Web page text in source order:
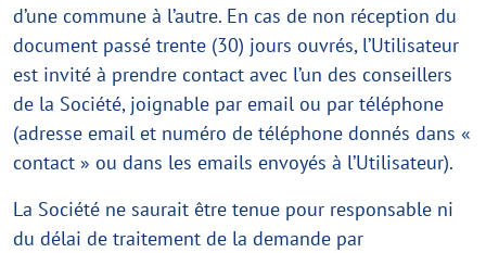
d’une commune à l’autre. En cas de non réception du
document passé trente (30) jours ouvrés, l’Utilisateur
est invité à prendre contact avec l’un des conseillers
de la Société, joignable par email ou par téléphone
(adresse email et numéro de téléphone donnés dans «
contact » ou dans les emails envoyés à l’Utilisateur).
La Société ne saurait être tenue pour responsable ni
du délai de traitement de la demande par